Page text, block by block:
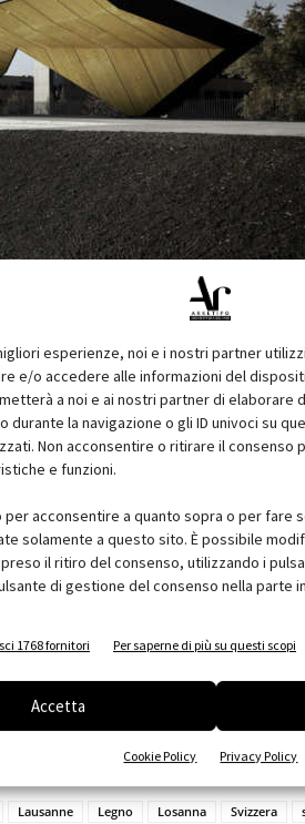
esperienze, noi e i nostri partner
e/o accedere alle informazioni del
a noi e ai nostri partner di elaborare
durante la navigazione o gli ID univoci su
Non acconsentire o ritirare il consenso
e funzioni.
per acconsentire a quanto sopra o per fare
solamente a questo sito. È possibile
il ritiro del consenso, utilizzando i
di gestione del consenso nella parte
1768 fornitori Per saperne di più su questi scopi
Accetta
Cookie Policy Privacy Policy
a Arketipo
e-mail utilizzata per la sottoscrizione
e a tutti i contenuti a te riservati.
altri vantaggi ti aspettano.Scoprili
Lausanne Legno Losanna Svizzera